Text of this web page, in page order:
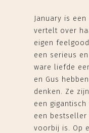
January is
vertelt over
eigen
een serieus
ware liefde
en Gus
denken. Ze
een
een
voorbij is. Op